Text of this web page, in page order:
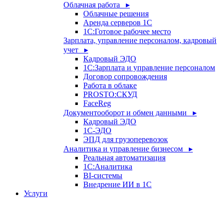
Облачная работа ▸
Облачные решения
Аренда серверов 1С
1C:Готовое рабочее место
Зарплата, управление персоналом, кадровый
учет ▸
Кадровый ЭДО
1С:Зарплата и управление персоналом
Договор сопровождения
Работа в облаке
PROSTO:СКУД
FaceReg
Документооборот и обмен данными ▸
Кадровый ЭДО
1С-ЭДО
ЭПД для грузоперевозок
Аналитика и управление бизнесом ▸
Реальная автоматизация
1С:Аналитика
BI-системы
Внедрение ИИ в 1С
Услуги